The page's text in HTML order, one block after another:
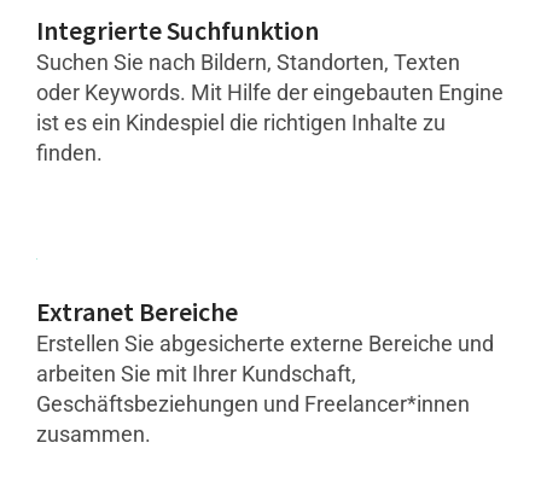
Integrierte Suchfunktion
Suchen Sie nach Bildern, Standorten, Texten
oder Keywords. Mit Hilfe der eingebauten Engine
ist es ein Kindespiel die richtigen Inhalte zu
finden.
Extranet Bereiche
Erstellen Sie abgesicherte externe Bereiche und
arbeiten Sie mit Ihrer Kundschaft,
Geschäftsbeziehungen und Freelancer*innen
zusammen.